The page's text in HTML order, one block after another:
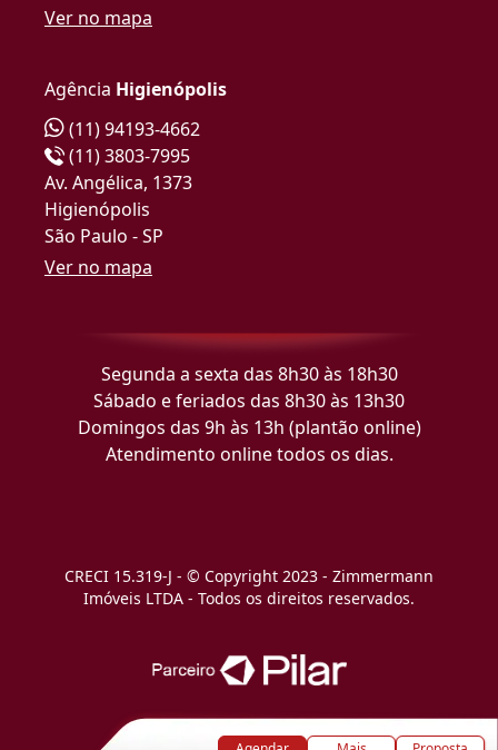
Ver no mapa
Agência Higienópolis
(11) 94193-4662
(11) 3803-7995
Av. Angélica, 1373
Higienópolis
São Paulo - SP
Ver no mapa
Segunda a sexta das 8h30 às 18h30
Sábado e feriados das 8h30 às 13h30
Domingos das 9h às 13h (plantão online)
Atendimento online todos os dias.
CRECI 15.319-J - © Copyright 2023 - Zimmermann
Imóveis LTDA - Todos os direitos reservados.